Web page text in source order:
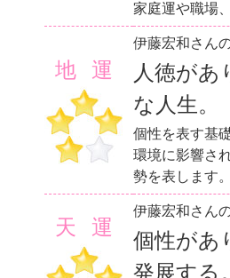
家庭運や職場
地運
伊藤宏和さん
人徳があ
な人生。
個性を表す基
環境に影響さ
勢を表します。
天運
伊藤宏和さん
個性があ
発展する。